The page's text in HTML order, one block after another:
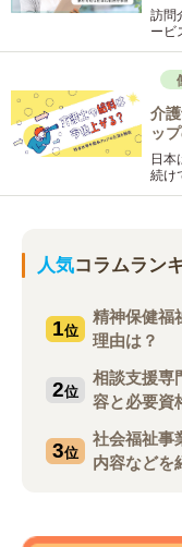
訪問
ービ
介
ッ
日本
続け
人気コラムラン
1位
精神保健福
理由は？
2位
相談支援専
容と必要資
3位
社会福祉事
内容などを